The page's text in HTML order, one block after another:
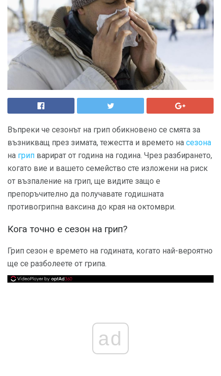
Въпреки че сезонът на грип обикновено се смята за
възникващ през зимата, тежестта и времето на сезона
на грип варират от година на година. Чрез разбирането,
когато вие и вашето семейство сте изложени на риск
от възпаление на грип, ще видите защо е
препоръчително да получавате годишната
противогрипна ваксина до края на октомври.
Кога точно е сезон на грип?
Грип сезон е времето на годината, когато най-вероятно
ще се разболеете от грипа.
ad